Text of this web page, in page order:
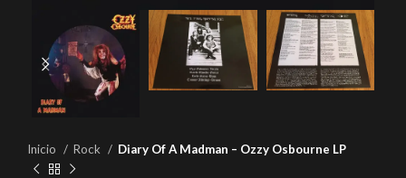
Inicio Rock Diary Of A Madman – Ozzy Osbourne LP